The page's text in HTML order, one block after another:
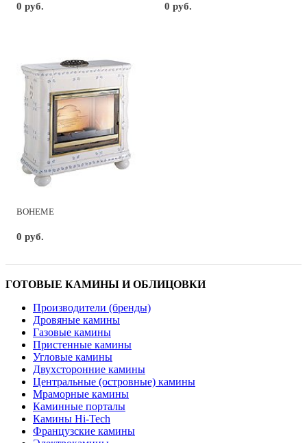
0 руб. 0 руб.
BOHEME
0 руб.
ГОТОВЫЕ КАМИНЫ И ОБЛИЦОВКИ
Производители (бренды)
Дровяные камины
Газовые камины
Пристенные камины
Угловые камины
Двухсторонние камины
Центральные (островные) камины
Мраморные камины
Каминные порталы
Камины Hi-Tech
Французские камины